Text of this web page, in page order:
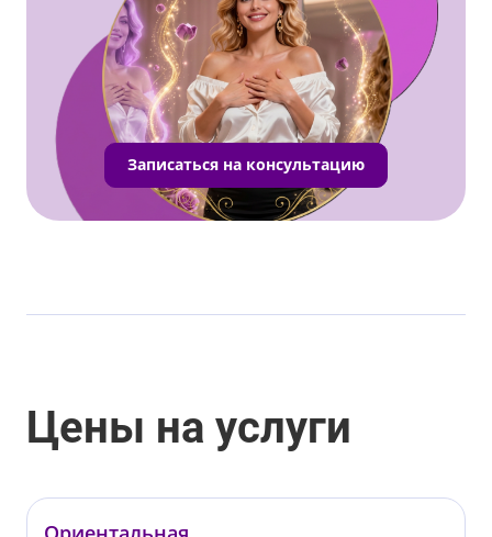
Записаться на консультацию
Цены на услуги